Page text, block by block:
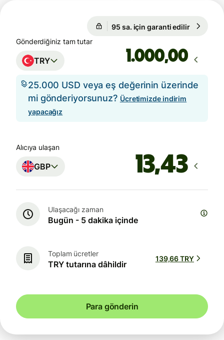
95 sa. için garanti edilir
Gönderdiğiniz tam tutar
TRY ,00
25.000 USD veya eş değerinin üzerinde
mi gönderiyorsunuz? Ücretimizde indirim
yapacağız
Alıcıya ulaşan
GBP
Ulaşacağı zaman
Bugün - 5 dakika içinde
Toplam ücretler
TRY tutarına dâhildir
139,66 TRY
Para gönderin